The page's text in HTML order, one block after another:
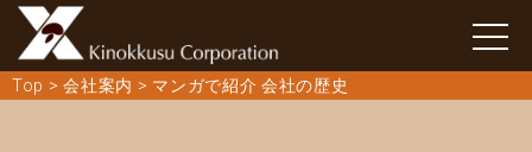
Top >会社案内 > マンガで紹介 会社の歴史